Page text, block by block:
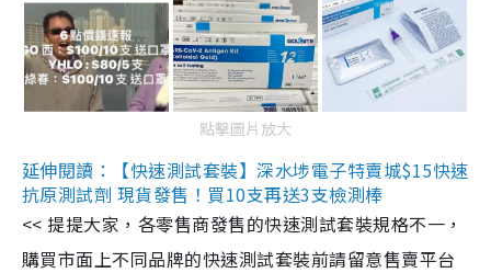
點擊圖片放大
延伸閱讀：【快速測試套裝】深水埗電子特賣城$15快速
抗原測試劑 現貨發售！買10支再送3支檢測棒
<< 提提大家，各零售商發售的快速測試套裝規格不一，
購買市面上不同品牌的快速測試套裝前請留意售賣平台